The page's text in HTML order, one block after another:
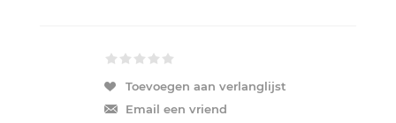
Toevoegen aan verlanglijst
Email een vriend